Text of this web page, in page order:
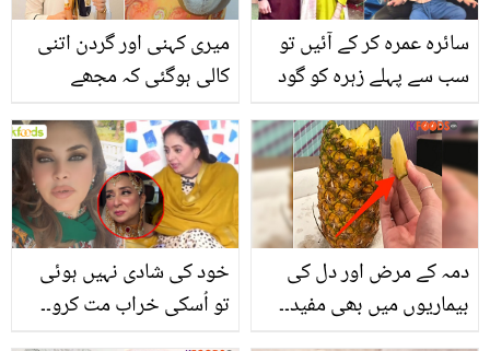
میری کہنی اور گردن اتنی
کالی ہوگئی کہ مجھے
شائستہ لودھی نے نشان زدہ
کالی جلد کو ختم کرنے کے
لئے کون سا طریقہ بتایا؟
سائرہ عمرہ کر کے آئیں تو
سب سے پہلے زہرہ کو گود
سائرہ کو کیا کہہ کر پکارتی
ہے؟
خود کی شادی نہیں ہوئی
تو اُسکی خراب مت کرو۔۔
دمہ کے مرض اور دل کی
بیماریوں میں بھی مفید۔۔